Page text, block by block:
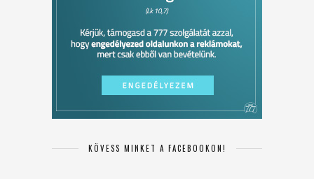
KÖVESS MINKET A FACEBOOKON!